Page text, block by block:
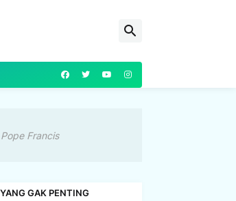
Francis
GAK PENTING